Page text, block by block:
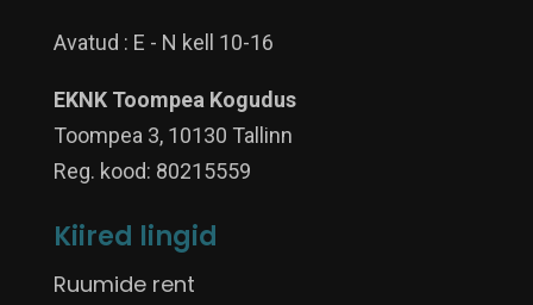
Avatud : E - N kell 10-16
EKNK Toompea Kogudus
Toompea 3, 10130 Tallinn
Reg. kood: 80215559
Kiired lingid
Ruumide rent